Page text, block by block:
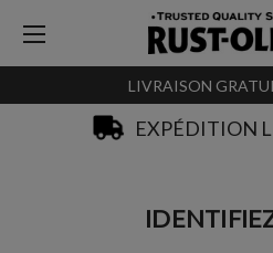
LIVRAISON
EXPÉDITION